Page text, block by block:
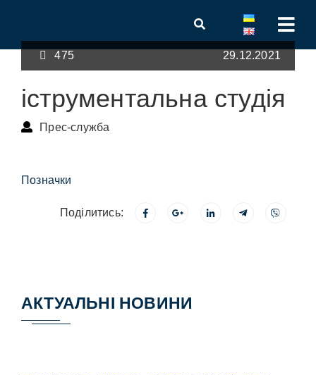
475 29.12.2021
іструментальна студія
Прес-служба
Позначки
Поділитись:
АКТУАЛЬНІ НОВИНИ